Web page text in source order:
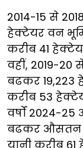
2014-15 से
हेक्टेयर वन
करीब 41
वहीं, 2019-
बढकर 19,223
करीब 53
वर्षों 2024-
बढकर औसतन
यानी करीब 61